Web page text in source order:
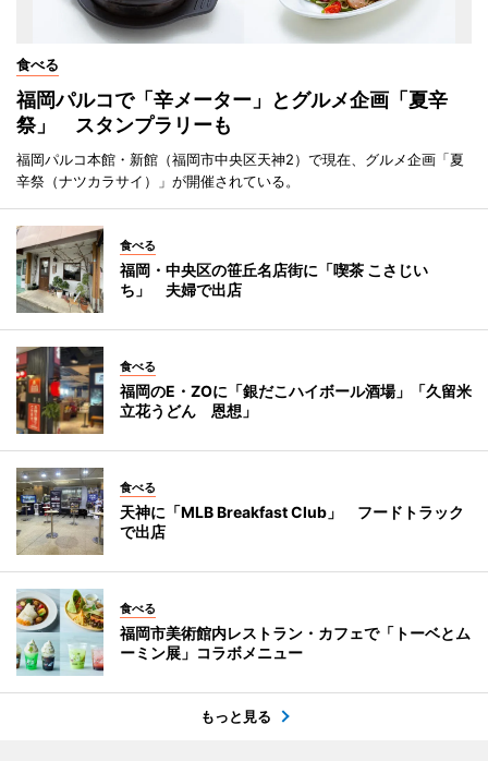
食べる
福岡パルコで「辛メーター」とグルメ企画「夏辛
祭」 スタンプラリーも
福岡パルコ本館・新館（福岡市中央区天神2）で現在、グルメ企画「夏
辛祭（ナツカラサイ）」が開催されている。
食べる
福岡・中央区の笹丘名店街に「喫茶 こさじい
ち」 夫婦で出店
食べる
福岡のE・ZOに「銀だこハイボール酒場」「久留米
立花うどん 恩想」
食べる
天神に「MLB Breakfast Club」 フードトラック
で出店
食べる
福岡市美術館内レストラン・カフェで「トーベとム
ーミン展」コラボメニュー
もっと見る